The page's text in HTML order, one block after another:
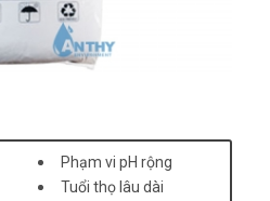
Phạm vi pH rộng
Tuổi thọ lâu dài